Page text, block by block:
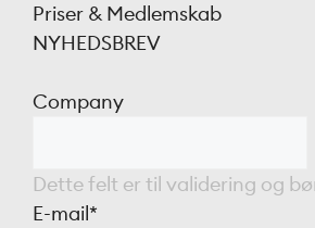
Priser & Medlemskab
NYHEDSBREV
Company
Dette felt er til validering og
E-mail*